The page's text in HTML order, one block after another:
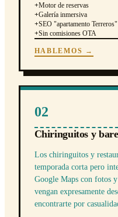
+Motor de reservas
+Galería inmersiva
+SEO "apartamento Terreros"
+Sin comisiones OTA
HABLEMOS →
02
Chiringuitos y
Los chiringuitos y
temporada corta pero
Google Maps con fotos
vengan expresamente
encontrarte por